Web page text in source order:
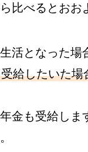
比べるとおお
活となった場
給したいた
金も受給し